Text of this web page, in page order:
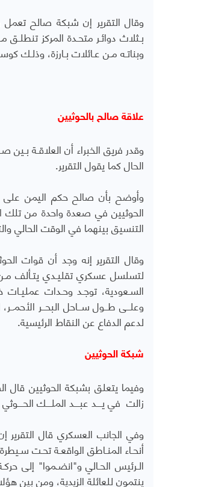
وقال التقرير إن شبكة صالح تعمل
بـثلاث دوائـر متحـدة المركز تنطلـق
وبناتـه مـن عـائلات بـارزة، وذلـك
علاقة صالح بالحوثيين
وقدر فريق الخبراء أن العلاقـة بـين
الحال كما يقول التقرير.
وأوضح بأن صالح حكم اليمن على
الحوثيين في صعدة واحدة من تلك
التنسيق بينهما في الوقت الحالي
وقال التقرير إنه وجد أن قوات
لتسلسل عسكري تقليـدي يتـألف مـن
السـعودية، توجـد وحـدات
وعلــى طــول ســاحل البحــر
لدعم الدفاع عن النقاط الرئيسية.
شبكة الحوثيين
وفيما يتعلق بشبكة الحوثيين قال
زالت في يـــد عبـــد الملـــك
وفي الجانب العسكري قال التقرير
أنحـاء المنـاطق الواقعـة تحـت
الـرئيس الحـالي و"انضـموا" إلى
ينتمون للعائلة الزيدية، ومن بين